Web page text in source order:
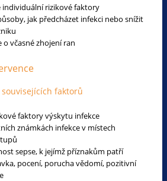
individuální rizikové faktory
jak předcházet infekci nebo snížit
o včasné zhojení ran
faktorů
faktory výskytu infekce
známkách infekce v místech
sepse, k jejímž příznakům patří
pocení, porucha vědomí, pozitivní